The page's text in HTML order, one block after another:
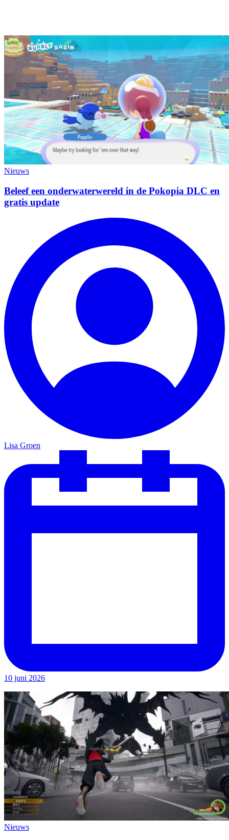
Nieuws
Beleef een onderwaterwereld in de Pokopia DLC en
gratis update
Lisa Groen
10 juni 2026
Nieuws